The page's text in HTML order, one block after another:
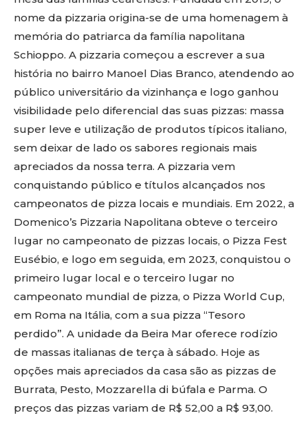
nome da pizzaria origina-se de uma homenagem à
memória do patriarca da família napolitana
Schioppo. A pizzaria começou a escrever a sua
história no bairro Manoel Dias Branco, atendendo ao
público universitário da vizinhança e logo ganhou
visibilidade pelo diferencial das suas pizzas: massa
super leve e utilização de produtos típicos italiano,
sem deixar de lado os sabores regionais mais
apreciados da nossa terra. A pizzaria vem
conquistando público e títulos alcançados nos
campeonatos de pizza locais e mundiais. Em 2022, a
Domenico’s Pizzaria Napolitana obteve o terceiro
lugar no campeonato de pizzas locais, o Pizza Fest
Eusébio, e logo em seguida, em 2023, conquistou o
primeiro lugar local e o terceiro lugar no
campeonato mundial de pizza, o Pizza World Cup,
em Roma na Itália, com a sua pizza “Tesoro
perdido”. A unidade da Beira Mar oferece rodízio
de massas italianas de terça à sábado. Hoje as
opções mais apreciados da casa são as pizzas de
Burrata, Pesto, Mozzarella di búfala e Parma. O
preços das pizzas variam de R$ 52,00 a R$ 93,00.